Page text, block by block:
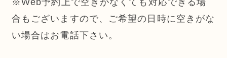
合もございますので、ご希望の日時に空きがな
い場合はお電話下さい。